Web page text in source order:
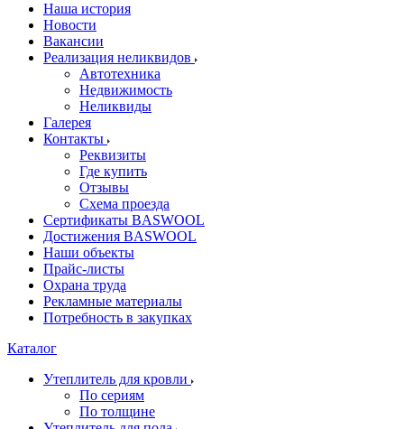
Наша история
Новости
Вакансии
Реализация неликвидов
Автотехника
Недвижимость
Неликвиды
Галерея
Контакты
Реквизиты
Где купить
Отзывы
Схема проезда
Сертификаты BASWOOL
Достижения BASWOOL
Наши объекты
Прайс-листы
Охрана труда
Рекламные материалы
Потребность в закупках
Каталог
Утеплитель для кровли
По сериям
По толщине